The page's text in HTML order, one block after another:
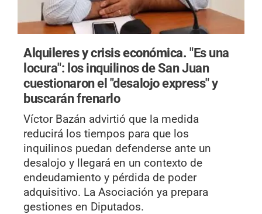
Alquileres y crisis económica."Es una
locura": los inquilinos de San Juan
cuestionaron el "desalojo express" y
buscarán frenarlo
Víctor Bazán advirtió que la medida
reducirá los tiempos para que los
inquilinos puedan defenderse ante un
desalojo y llegará en un contexto de
endeudamiento y pérdida de poder
adquisitivo. La Asociación ya prepara
gestiones en Diputados.